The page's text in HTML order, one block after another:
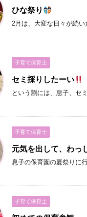
ひな祭り
2月は、大変な日々が続
子育て保育士
セミ採りしたーい
という割には、息子、セ
子育て保育士
元気を出して、わっ
息子の保育園の夏祭りに
子育て保育士